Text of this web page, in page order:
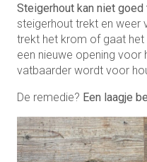
Steigerhout kan niet
steigerhout trekt en weer
trekt het krom of gaat het
een nieuwe opening
vatbaarder wordt voor
De remedie? Een laagje